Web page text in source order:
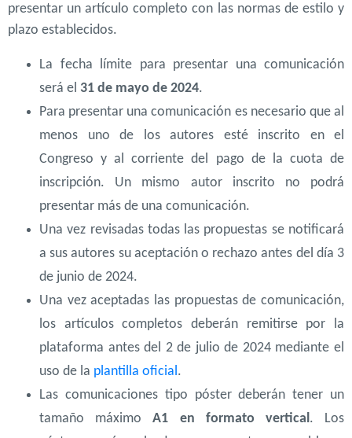
presentar un artículo completo con las normas de estilo y
plazo establecidos.
La fecha límite para presentar una comunicación
será el 31 de mayo de 2024.
Para presentar una comunicación es necesario que al
menos uno de los autores esté inscrito en el
Congreso y al corriente del pago de la cuota de
inscripción. Un mismo autor inscrito no podrá
presentar más de una comunicación.
Una vez revisadas todas las propuestas se notificará
a sus autores su aceptación o rechazo antes del día 3
de junio de 2024​​.
Una vez aceptadas las propuestas de comunicación,
los artículos completos deberán remitirse por la
plataforma antes del 2 de julio de 2024 mediante el
uso de la plantilla oficial .
Las comunicaciones tipo póster deberán tener un
tamaño máximoA1 en formato vertical . Los